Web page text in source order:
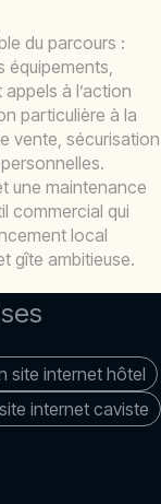
du parcours :
à l’action
particulière à la
vente, sécurisation
une maintenance
commercial qui
local
gîte ambitieuse.
site internet hôtel
internet caviste